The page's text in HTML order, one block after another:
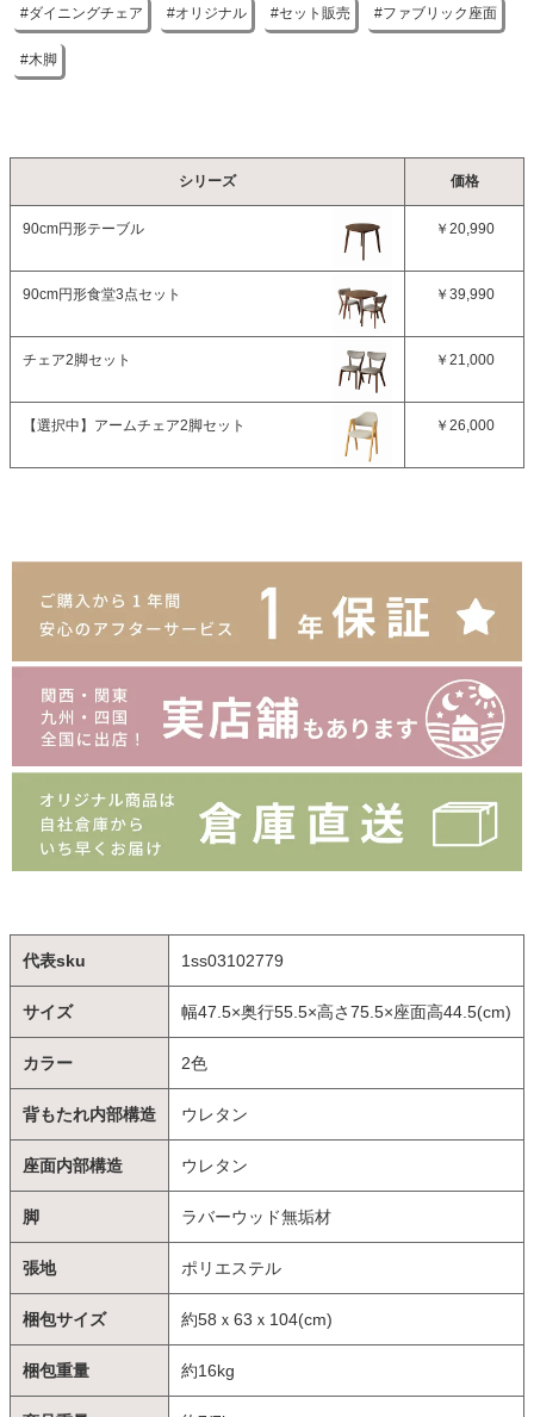
ダイニングチェア オリジナル セット販売 ファブリック座面
木脚
シリーズ 価格
90cm円形テーブル ￥20,990
90cm円形食堂3点セット ￥39,990
チェア2脚セット ￥21,000
【選択中】 アームチェア2脚セット ￥26,000
代表sku 1ss03102779
サイズ 幅47.5×奥行55.5×高さ75.5×座面高44.5(cm)
カラー 2色
背もたれ内部構造 ウレタン
座面内部構造 ウレタン
脚 ラバーウッド無垢材
張地 ポリエステル
梱包サイズ 約58ｘ63ｘ104(cm)
梱包重量 約16kg